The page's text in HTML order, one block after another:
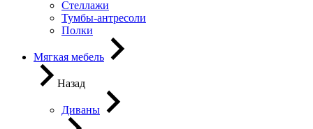
Стеллажи
Тумбы-антресоли
Полки
Мягкая мебель
Назад
Диваны